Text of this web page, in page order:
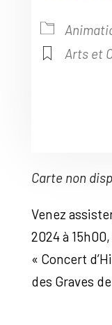
Arts et
Carte non
Venez
2024 à
« Concert
des Graves